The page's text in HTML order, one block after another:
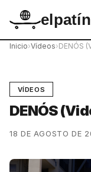
Inicio›Vídeos›DENÓS
VÍDEOS
DENÓS
18 DE AGOSTO DE